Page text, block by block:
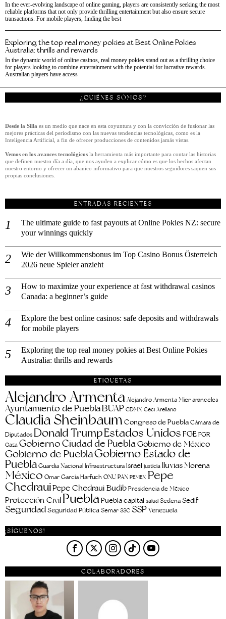
In the ever-evolving landscape of online gaming, players are consistently seeking the most
reliable platforms that not only provide thrilling entertainment but also ensure secure
transactions. For mobile players, finding the best
Exploring the top real money pokies at Best Online Pokies
Australia: thrills and rewards
In the dynamic world of online casinos, real money pokies stand out as a thrilling choice
for players looking to combine entertainment with the potential for lucrative rewards.
Australian players have access
¿QUIÉNES SÓMOS?
Desde la Silla es un medio que nace en esta coyuntura y con la convicción de fusionar las
mejores prácticas del periodismo con las nuevas tendencias tecnológicas, como es la
Inteligencia Artificial, a fin de ofrecer producciones de contenidos jamás vistas.
Vemos en los avances tecnológicos la herramienta más importante para contar las historias
que definen nuestro día a día, que nos ayuden a explicar cómo es que los hechos afectan
nuestro entorno y ofrecer un abanico informativo para que nuestros seguidores saquen sus
propias conclusiones.
ENTRADAS RECIENTES
The ultimate guide to fast payouts at Online Pokies NZ: secure
your winnings quickly
Wie der Willkommensbonus im Top Casino Bonus Österreich
2026 neue Spieler anzieht
How to maximize your experience at fast withdrawal casinos
Canada: a beginner’s guide
Explore the best online casinos: safe deposits and withdrawals
for mobile players
Exploring the top real money pokies at Best Online Pokies
Australia: thrills and rewards
ETIQUETAS
Alejandro Armenta Alejandro Armenta Mier aranceles
Ayuntamiento de PueblaBUAP CDMX Ceci Arellano
Claudia SheinbaumCongreso de Puebla Cámara de
Diputados Donald TrumpEstados Unidos FGEFGR
Gaza Gobierno Ciudad de PueblaGobierno de México
Gobierno de PueblaGobierno Estado de
PueblaGuardia Nacional Infraestructura Israel justicia lluviasMorena
México Omar García Harfuch ONU PAN PEMEX Pepe
ChedrauiPepe Chedraui BudibPresidencia de México
Protección Civil PueblaPuebla capital salud Sedena Sedif
SeguridadSeguridad Pública Semar SSC SSPVenezuela
¡SÍGUENOS!
COLABORADORES